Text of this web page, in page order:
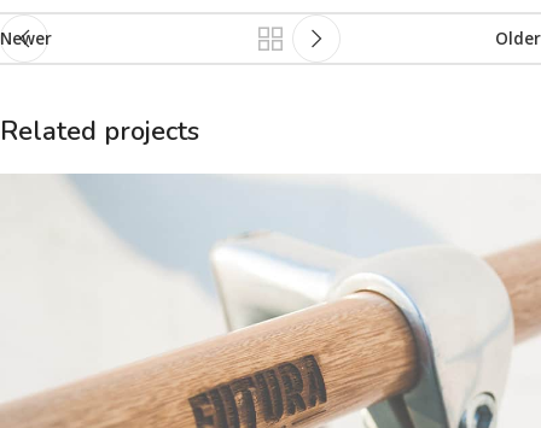
Newer Older
Related projects